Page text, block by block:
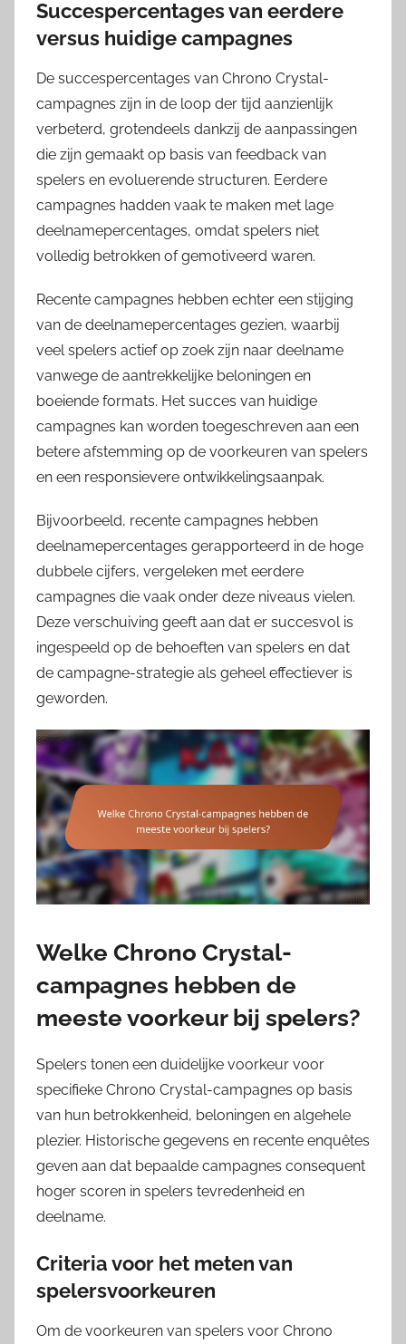
Succespercentages van eerdere
versus huidige campagnes
De succespercentages van Chrono Crystal-
campagnes zijn in de loop der tijd aanzienlijk
verbeterd, grotendeels dankzij de aanpassingen
die zijn gemaakt op basis van feedback van
spelers en evoluerende structuren. Eerdere
campagnes hadden vaak te maken met lage
deelnamepercentages, omdat spelers niet
volledig betrokken of gemotiveerd waren.
Recente campagnes hebben echter een stijging
van de deelnamepercentages gezien, waarbij
veel spelers actief op zoek zijn naar deelname
vanwege de aantrekkelijke beloningen en
boeiende formats. Het succes van huidige
campagnes kan worden toegeschreven aan een
betere afstemming op de voorkeuren van spelers
en een responsievere ontwikkelingsaanpak.
Bijvoorbeeld, recente campagnes hebben
deelnamepercentages gerapporteerd in de hoge
dubbele cijfers, vergeleken met eerdere
campagnes die vaak onder deze niveaus vielen.
Deze verschuiving geeft aan dat er succesvol is
ingespeeld op de behoeften van spelers en dat
de campagne-strategie als geheel effectiever is
geworden.
Welke Chrono Crystal-
campagnes hebben de
meeste voorkeur bij spelers?
Spelers tonen een duidelijke voorkeur voor
specifieke Chrono Crystal-campagnes op basis
van hun betrokkenheid, beloningen en algehele
plezier. Historische gegevens en recente enquêtes
geven aan dat bepaalde campagnes consequent
hoger scoren in spelers tevredenheid en
deelname.
Criteria voor het meten van
spelersvoorkeuren
Om de voorkeuren van spelers voor Chrono